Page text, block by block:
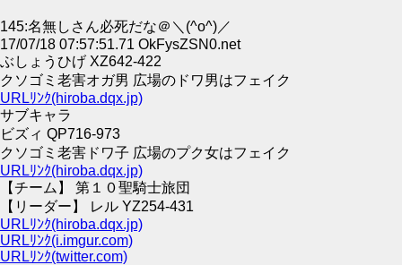
145:名無しさん必死だな＠＼(^o^)／
17/07/18 07:57:51.71 OkFysZSN0.net
ぶしょうひげ XZ642-422
クソゴミ老害オガ男 広場のドワ男はフェイク
URLﾘﾝｸ(hiroba.dqx.jp)
サブキャラ
ビズィ QP716-973
クソゴミ老害ドワ子 広場のプク女はフェイク
URLﾘﾝｸ(hiroba.dqx.jp)
【チーム】 第１０聖騎士旅団
【リーダー】 レル YZ254-431
URLﾘﾝｸ(hiroba.dqx.jp)
URLﾘﾝｸ(i.imgur.com)
URLﾘﾝｸ(twitter.com)